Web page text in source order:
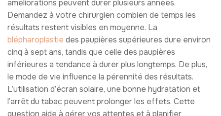
améliorations peuvent durer plusieurs années.
Demandez à votre chirurgien combien de temps les
résultats restent visibles en moyenne. La
blépharoplastie des paupières supérieures dure environ
cinq à sept ans, tandis que celle des paupières
inférieures a tendance à durer plus longtemps. De plus,
le mode de vie influence la pérennité des résultats.
L’utilisation d’écran solaire, une bonne hydratation et
l’arrêt du tabac peuvent prolonger les effets. Cette
question aide à gérer vos attentes et à planifier